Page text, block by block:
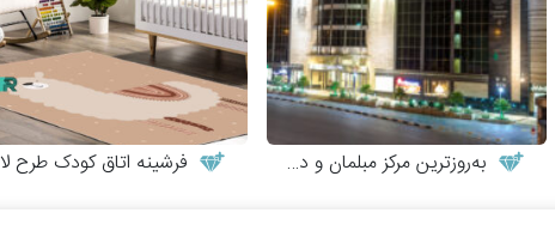
به‌روزترین مرکز مبلمان و دکوراسیون فرشینه اتاق کودک طرح لاما